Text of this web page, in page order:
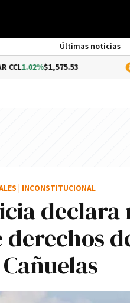
Últimas noticias
$1,575.53
derechos
INCONSTITUCIONAL